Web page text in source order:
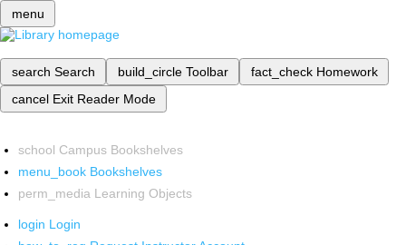
menu
search Search build_circle Toolbar fact_check Homework
cancel Exit Reader Mode
school Campus Bookshelves
menu_book Bookshelves
perm_media Learning Objects
login Login